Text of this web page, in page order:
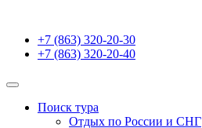
+7 (863) 320-20-30
+7 (863) 320-20-40
Поиск тура
Отдых по России и СНГ